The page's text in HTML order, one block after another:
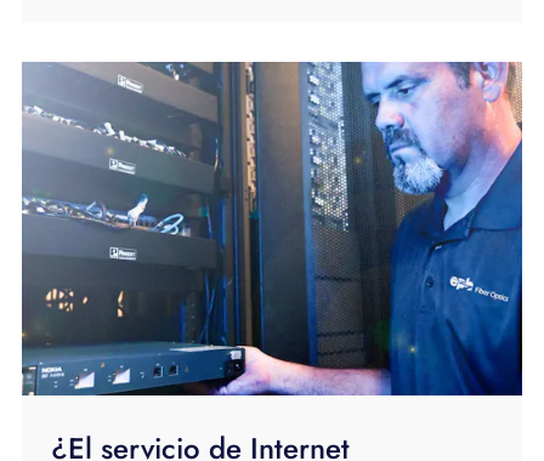
¿El servicio de Internet